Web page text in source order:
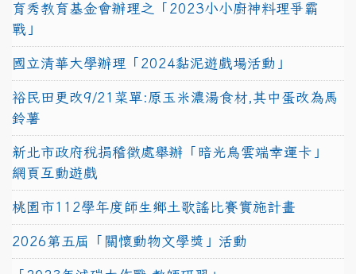
育秀教育基金會辦理之「2023小小廚神料理爭霸
戰」
國立清華大學辦理「2024黏泥遊戲場活動」
裕民田更改9/21菜單:原玉米濃湯食材,其中蛋改為馬
鈴薯
新北市政府稅捐稽徵處舉辦「暗光鳥雲端幸運卡」
網頁互動遊戲
桃園市112學年度師生鄉土歌謠比賽實施計畫
2026第五屆「關懷動物文學獎」活動